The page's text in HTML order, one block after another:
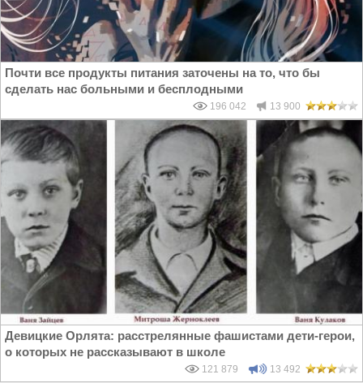
Почти все продукты питания заточены на то, что бы
сделать нас больными и бесплодными
196 042 13 900
Девицкие Орлята: расстрелянные фашистами дети-герои,
о которых не рассказывают в школе
121 879 13 492